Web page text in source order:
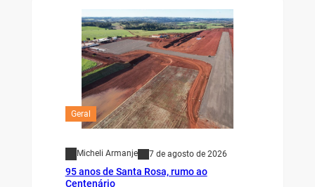
Geral
Micheli Armanje 7 de agosto de 2026
95 anos de Santa Rosa, rumo ao
Centenário